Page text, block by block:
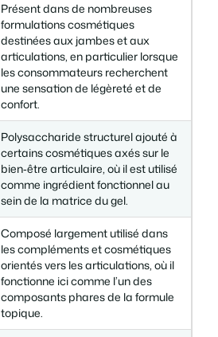
Présent dans de nombreuses
formulations cosmétiques
destinées aux jambes et aux
articulations, en particulier lorsque
les consommateurs recherchent
une sensation de légèreté et de
confort.
Polysaccharide structurel ajouté à
certains cosmétiques axés sur le
bien‑être articulaire, où il est utilisé
comme ingrédient fonctionnel au
sein de la matrice du gel.
Composé largement utilisé dans
les compléments et cosmétiques
orientés vers les articulations, où il
fonctionne ici comme l’un des
composants phares de la formule
topique.